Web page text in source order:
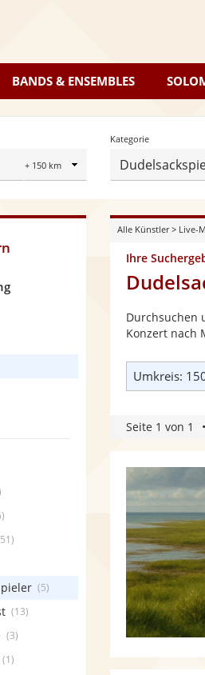
BANDS & ENSEMBLES
Ort
Events
festlegen
Kategorie
Alle Künstler> Live-
Ihre
Durchsuchen
Konzert nach
Umkreis:
Seite 1 von 1
(5)
(13)
(3)
(1)